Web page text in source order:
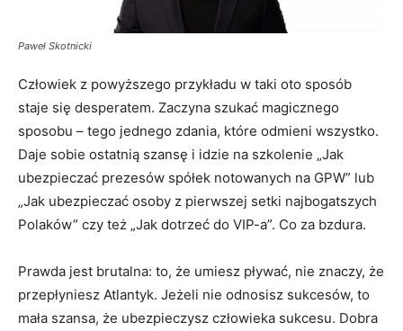
Paweł Skotnicki
Człowiek z powyższego przykładu w taki oto sposób
staje się desperatem. Zaczyna szukać magicznego
sposobu – tego jednego zdania, które odmieni wszystko.
Daje sobie ostatnią szansę i idzie na szkolenie „Jak
ubezpieczać prezesów spółek notowanych na GPW” lub
„Jak ubezpieczać osoby z pierwszej setki najbogatszych
Polaków” czy też „Jak dotrzeć do VIP-a”. Co za bzdura.
Prawda jest brutalna: to, że umiesz pływać, nie znaczy, że
przepłyniesz Atlantyk. Jeżeli nie odnosisz sukcesów, to
mała szansa, że ubezpieczysz człowieka sukcesu. Dobra